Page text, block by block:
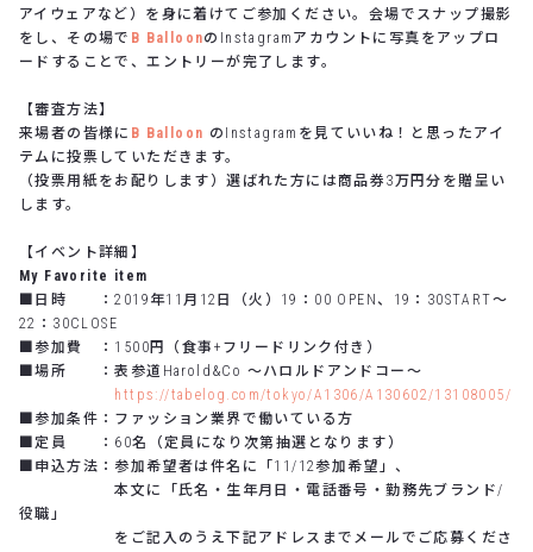
アイウェアなど）を身に着けてご参加ください。会場でスナップ撮影
をし、その場で B Balloonの Instagram アカウントに写真をアップロ
ードすることで、エントリーが完了します。
【審査方法】
来場者の皆様に B Balloon の Instagram を見ていいね！と思ったアイ
テムに投票していただきます。
（投票用紙をお配りします）選ばれた方には商品券3万円分を贈呈い
します。
【イベント詳細】
My Favorite item
■日時 ：2019 年11月 12 日（火） 19 ： 00 OPEN、 19 ： 30START～
22 ： 30CLOSE
■参加費 ： 1500 円（食事 +フリードリンク付き ）
■場所 ：表参道 Harold&Co 〜ハロルドアンドコー～
https://tabelog.com/tokyo/A1306/A130602/13108005/
■参加条件：ファッション業界で働いている方
■定員 ： 60名（定員になり次第抽選となります）
■申込方法：参加希望者は件名に「 11/12参加希望」、
本文に「氏名・生年月日・電話番号・勤務先ブランド/
役職」
をご記入のうえ下記アドレスまでメールでご応募くださ